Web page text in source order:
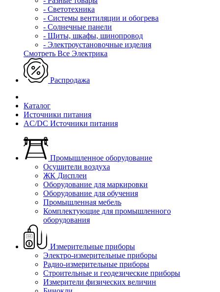
- Светотехника
- Системы вентиляции и обогрева
- Солнечные панели
- Щиты, шкафы, шинопровод
- Электроустановочные изделия
Смотреть Все Электрика
Распродажа
Каталог
Источники питания
AC/DC Источники питания
Промышленное оборудование
Осушители воздуха
ЖК Дисплеи
Оборудование для маркировки
Оборудование для обучения
Промышленная мебель
Комплектующие для промышленного
оборудования
Измерительные приборы
Электро-измерительные приборы
Радио-измерительные приборы
Строительные и геодезические приборы
Измерители физических величин